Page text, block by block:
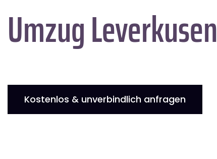
Umzug Leverkusen
Kostenlos & unverbindlich anfragen